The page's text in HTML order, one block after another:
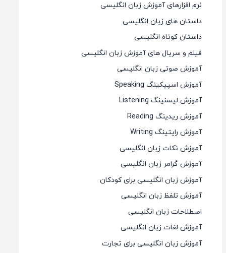
نرم افزارهای آموزش زبان انگلیسی
داستان های زبان انگلیسی
داستان کوتاه انگلیسی
فیلم و سریال های آموزش زبان انگلیسی
آموزش صوتی زبان انگلیسی
آموزش اسپیکینگ Speaking
آموزش لیسنینگ Listening
آموزش ریدینگ Reading
آموزش رایتینگ Writing
آموزش نکات زبان انگلیسی
آموزش گرامر زبان انگلیسی
آموزش زبان انگلیسی برای کودکان
آموزش تلفظ زبان انگلیسی
اصطلاحات زبان انگلیسی
آموزش لغات زبان انگلیسی
آموزش زبان انگلیسی برای تجارت